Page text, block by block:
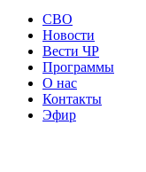
СВО
Новости
Вести ЧР
Программы
О нас
Контакты
Эфир